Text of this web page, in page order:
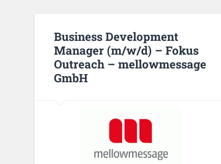
Business Development
Manager (m/w/d) – Fokus
Outreach – mellowmessage
GmbH